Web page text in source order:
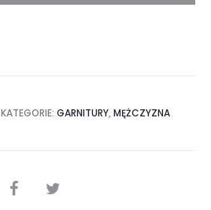
KATEGORIE: GARNITURY, MĘŻCZYZNA
SHARE